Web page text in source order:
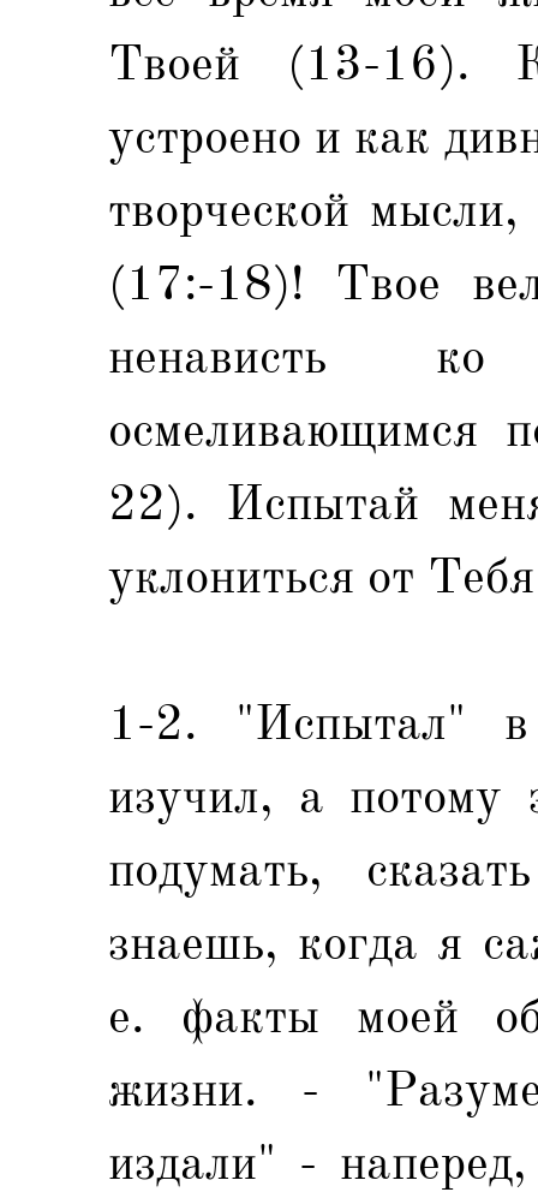
Твоей (13-16).
устроено и как
творческой
(17:-18)! Твое
ненависть
осмеливающимся
22). Испытай
уклониться от
1-2. "Испытал" в
изучил, а потому
подумать,
знаешь, когда я
е. факты моей
жизни. -
издали" -